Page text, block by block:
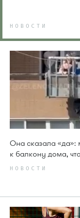
НОВОСТИ
Она сказала «да»:
к балкону дома,
НОВОСТИ